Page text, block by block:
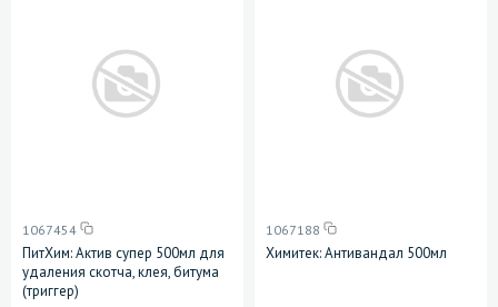
1067454
ПитХим: Актив супер 500мл для
удаления скотча, клея, битума
(триггер)
1067188
Химитек: Антивандал 500мл